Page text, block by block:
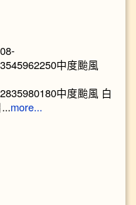
中度颱風
中度颱風 白
more...